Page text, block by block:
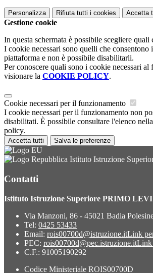
Personalizza Rifiuta tutti i cookies Accetta
Gestione cookie
In questa schermata è possibile scegliere quali
I cookie necessari sono quelli che consentono
piattaforma e non è possibile disabilitarli.
Per conoscere quali sono i cookie necessari al
visionare la COOKIE POLICY.
Cookie necessari per il funzionamento
I cookie necessari per il funzionamento non
disabilitati. È possibile consultare l'elenco
policy.
Accetta tutti Salva le preferenze
Istituto Istruzione
Contatti
Istituto Istruzione Superiore PRIMO LEVI
Via Manzoni, 86 - 45021 Badia
Tel: 0425 53433
Email: rois00700d@istruzione.itLink
PEC: rois00700d@pec.istruzione.itLink
C.F.: 91005190292
Codice Ministeriale ROIS00700D